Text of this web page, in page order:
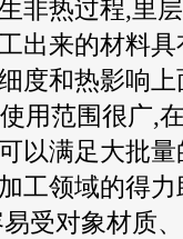
非热过程,里
出来的材料
度和热影响
范围很广,
以满足大批
工领域的得
受对象材质